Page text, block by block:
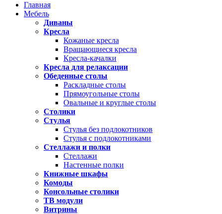
Главная
Мебель
Диваны
Кресла
Кожаные кресла
Вращающиеся кресла
Кресла-качалки
Кресла для релаксации
Обеденные столы
Раскладные столы
Прямоугольные столы
Овальные и круглые столы
Столики
Стулья
Стулья без подлокотников
Стулья с подлокотниками
Стеллажи и полки
Стеллажи
Настенные полки
Книжные шкафы
Комоды
Консольные столики
ТВ модули
Витрины